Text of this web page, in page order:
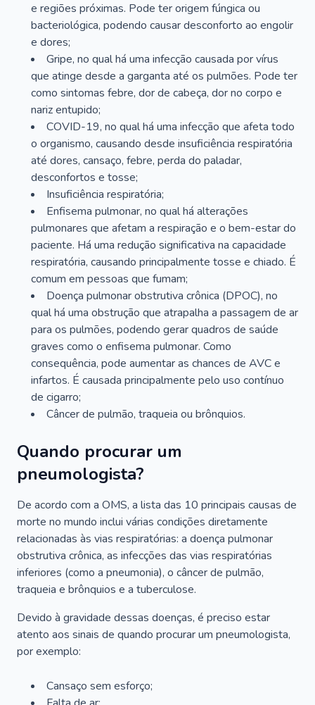
e regiões próximas. Pode ter origem fúngica ou
bacteriológica, podendo causar desconforto ao engolir
e dores;
Gripe, no qual há uma infecção causada por vírus
que atinge desde a garganta até os pulmões. Pode ter
como sintomas febre, dor de cabeça, dor no corpo e
nariz entupido;
COVID-19, no qual há uma infecção que afeta todo
o organismo, causando desde insuficiência respiratória
até dores, cansaço, febre, perda do paladar,
desconfortos e tosse;
Insuficiência respiratória;
Enfisema pulmonar, no qual há alterações
pulmonares que afetam a respiração e o bem-estar do
paciente. Há uma redução significativa na capacidade
respiratória, causando principalmente tosse e chiado. É
comum em pessoas que fumam;
Doença pulmonar obstrutiva crônica (DPOC), no
qual há uma obstrução que atrapalha a passagem de ar
para os pulmões, podendo gerar quadros de saúde
graves como o enfisema pulmonar. Como
consequência, pode aumentar as chances de AVC e
infartos. É causada principalmente pelo uso contínuo
de cigarro;
Câncer de pulmão, traqueia ou brônquios.
Quando procurar um
pneumologista?
De acordo com a OMS, a lista das 10 principais causas de
morte no mundo inclui várias condições diretamente
relacionadas às vias respiratórias: a doença pulmonar
obstrutiva crônica, as infecções das vias respiratórias
inferiores (como a pneumonia), o câncer de pulmão,
traqueia e brônquios e a tuberculose.
Devido à gravidade dessas doenças, é preciso estar
atento aos sinais de quando procurar um pneumologista,
por exemplo:
Cansaço sem esforço;